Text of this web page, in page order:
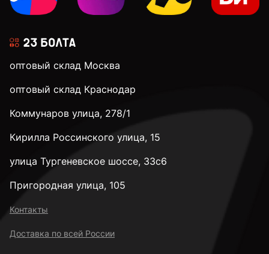
М24
М30
оптовый склад Москва
оптовый склад Краснодар
Коммунаров улица, 278/1
Кирилла Россинского улица, 15
улица Тургеневское шоссе, 33с6
Пригородная улица, 105
Контакты
Доставка по всей России